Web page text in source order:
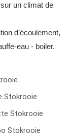
un climat de
d’écoulement,
eau - boiler.
Stokrooie
Stokrooie
Stokrooie